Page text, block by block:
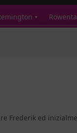
Rowenta
Frederik ed